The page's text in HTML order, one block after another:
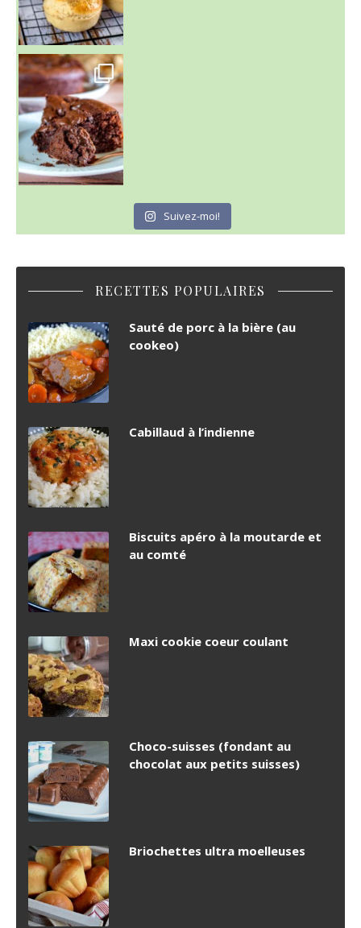
~ GÂTEAU FONDANT CHOCO NOISETTE ~
C'est lundi
Suivez-moi!
RECETTES POPULAIRES
Sauté de porc à la bière (au
cookeo)
Cabillaud à l’indienne
Biscuits apéro à la moutarde et
au comté
Maxi cookie coeur coulant
Choco-suisses (fondant au
chocolat aux petits suisses)
Briochettes ultra moelleuses